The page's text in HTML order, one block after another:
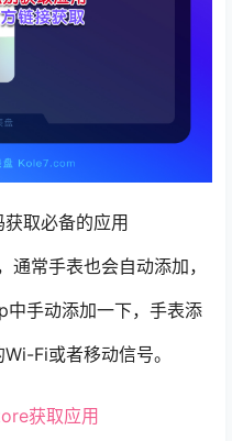
取必备的应用
常手表也会自动添加，
手动添加一下，手表添
Fi或者移动信号。
获取应用